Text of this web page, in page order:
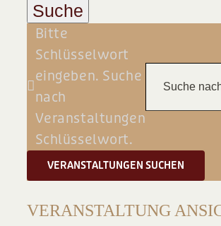
JULI
2026
Suche
Bitte
Schlüsselwort
eingeben. Suche
nach
Veranstaltungen
Schlüsselwort.
VERANSTALTUNGEN SUCHEN
VERANSTALTUNG